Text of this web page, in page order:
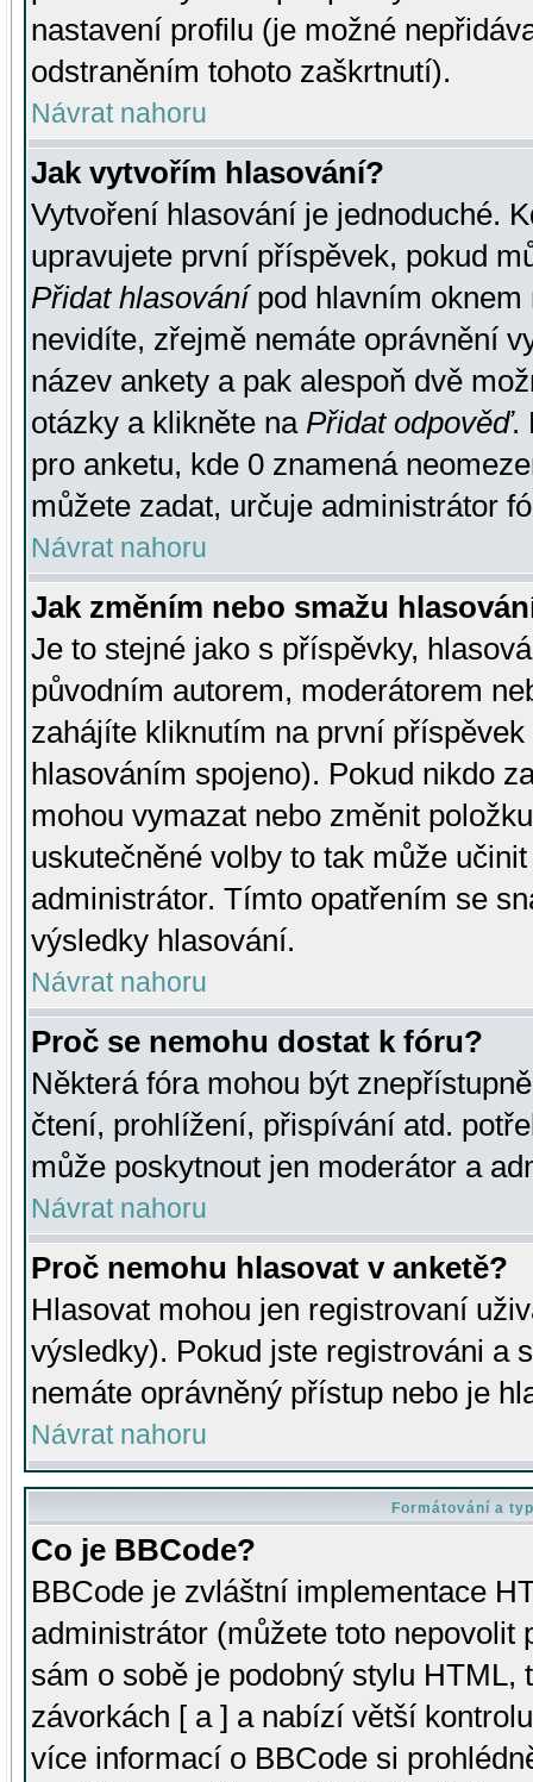
nastavení profilu (je možné
odstraněním tohoto zaškrtnutí).
Návrat nahoru
Jak vytvořím hlasování?
Vytvoření hlasování je jednoduché.
upravujete první příspěvek, pokud
Přidat hlasovánípod hlavním oknem
nevidíte, zřejmě nemáte oprávnění
název ankety a pak alespoň dvě
otázky a klikněte na Přidat odpověď.
pro anketu, kde 0 znamená
můžete zadat, určuje administrátor
Návrat nahoru
Jak změním nebo smažu
Je to stejné jako s příspěvky,
původním autorem, moderátorem
zahájíte kliknutím na první
hlasováním spojeno). Pokud nikdo
mohou vymazat nebo změnit
uskutečněné volby to tak může
administrátor. Tímto opatřením se
výsledky hlasování.
Návrat nahoru
Proč se nemohu dostat k fóru?
Některá fóra mohou být
čtení, prohlížení, přispívání atd.
může poskytnout jen moderátor a
Návrat nahoru
Proč nemohu hlasovat v anketě?
Hlasovat mohou jen registrovaní
výsledky). Pokud jste registrováni a
nemáte oprávněný přístup nebo je
Návrat nahoru
Formátování a
Co je BBCode?
BBCode je zvláštní implementace
administrátor (můžete toto
sám o sobě je podobný stylu HTML,
závorkách [ a ] a nabízí větší
více informací o BBCode si